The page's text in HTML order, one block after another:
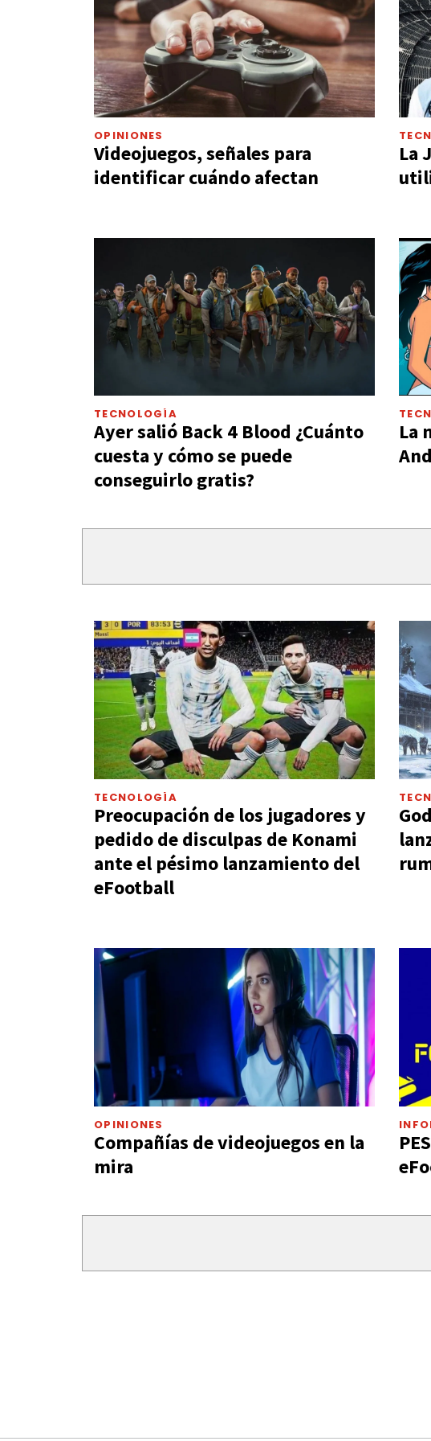
OPINIONES
Videojuegos, señales para
identificar cuándo afectan
La
TECNOLOGÍA
Ayer salió Back 4 Blood ¿Cuánto
cuesta y cómo se puede
conseguirlo gratis?
La
TECNOLOGÍA
Preocupación de los jugadores y
pedido de disculpas de Konami
ante el pésimo lanzamiento del
eFootball
OPINIONES
Compañías de videojuegos en la
mira